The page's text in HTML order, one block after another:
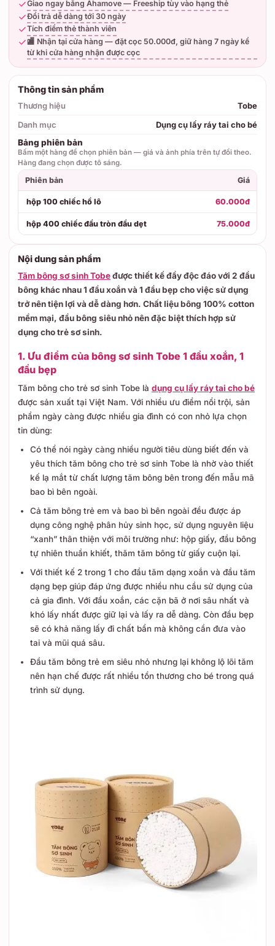
Giao ngay bằng Ahamove — Freeship tùy vào hạng thẻ
Đổi trả dễ dàng tới 30 ngày
Tích điểm thẻ thành viên
🏬 Nhận tại cửa hàng — đặt cọc 50.000đ, giữ hàng 7 ngày kể
từ khi cửa hàng nhận được cọc
Thông tin sản phẩm
Thương hiệu
Tobe
Danh mục
Dụng cụ lấy ráy tai cho bé
Bảng phiên bản
Bấm một hàng để chọn phiên bản — giá và ảnh phía trên tự đổi theo.
Hàng đang chọn được tô sáng.
Phiên bản Giá
hộp 100 chiếc hồ lô 60.000đ
hộp 400 chiếc đầu tròn đầu dẹt 75.000đ
Nội dung sản phẩm
Tăm bông sơ sinh Tobeđược thiết kế đầy độc đáo với 2 đầu
bông khác nhau 1 đầu xoắn và 1 đầu bẹp cho việc sử dụng
trở nên tiện lợi và dễ dàng hơn. Chất liệu bông 100% cotton
mềm mại, đầu bông siêu nhỏ nên đặc biệt thích hợp sử
dụng cho trẻ sơ sinh.
1. Ưu điểm của bông sơ sinh Tobe 1 đầu xoắn, 1
đầu bẹp
Tăm bông cho trẻ sơ sinh Tobe là dụng cụ lấy ráy tai cho bé
được sản xuất tại Việt Nam. Với nhiều ưu điểm nổi trội, sản
phẩm ngày càng được nhiều gia đình có con nhỏ lựa chọn
tin dùng:
Có thể nói ngày càng nhiều người tiêu dùng biết đến và
yêu thích tăm bông cho trẻ sơ sinh Tobe là nhờ vào thiết
kế lạ mắt từ chất lượng tăm bông bên trong đến mẫu mã
bao bì bên ngoài.
Cả tăm bông trẻ em và bao bì bên ngoài đều được áp
dụng công nghệ phân hủy sinh học, sử dụng nguyên liệu
“xanh” thân thiện với môi trường như: hộp giấy, đầu bông
tự nhiên thuần khiết, thăm tăm bông từ giấy cuộn lại.
Với thiết kế 2 trong 1 cho đầu tăm dạng xoắn và đầu tăm
dạng bẹp giúp đáp ứng được nhiều nhu cầu sử dụng của
cả gia đình. Với đầu xoắn, các cặn bã ở nơi sâu nhất và
khó lấy nhất được giữ lại và lấy ra dễ dàng. Còn đầu bẹp
sẽ có khả năng lấy đi chất bẩn mà không cần đưa vào
tai và mũi quá sâu.
Đầu tăm bông trẻ em siêu nhỏ nhưng lại không lộ lõi tăm
nên hạn chế được rất nhiều tổn thương cho bé trong quá
trình sử dụng.